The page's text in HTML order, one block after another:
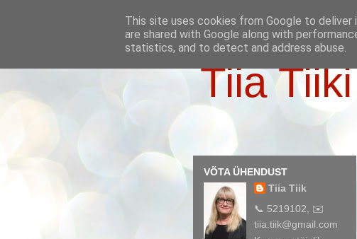
Tiia
VÕTA ÜHENDUST
Tiia Tiik
📞 5219102, ✉️
tiia.tiik@gmail.com
This site uses cookies from Google to
are shared with Google along with
statistics, and to detect and address abuse.